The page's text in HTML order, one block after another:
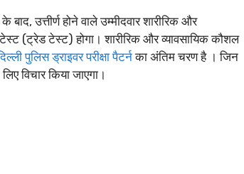
बाद, उत्तीर्ण होने वाले उम्मीदवार शारीरिक और
(ट्रेड टेस्ट) होगा। शारीरिक और व्यावसायिक कौशल
पुलिस ड्राइवर परीक्षा पैटर्नका अंतिम चरण है । जिन
विचार किया जाएगा।